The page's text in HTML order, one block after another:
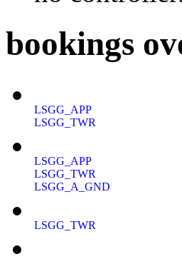
bookings
LSGG_APP
LSGG_TWR
LSGG_APP
LSGG_TWR
LSGG_A_GND
LSGG_TWR